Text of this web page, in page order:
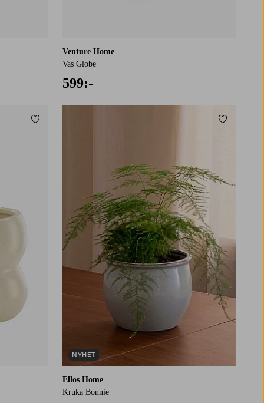
Venture Home
Vas Globe
599:-
Lägg till i favoriter
Ellos Home
Kruka Bonnie
NYHET
Lägg till i